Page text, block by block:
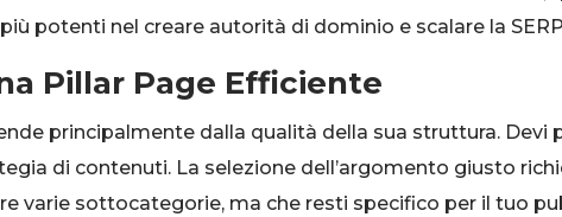
potenti nel creare autorità di dominio e scalare la
Pillar Page Efficiente
principalmente dalla qualità della sua struttura. Devi
di contenuti. La selezione dell’argomento giusto
varie sottocategorie, ma che resti specifico per il tuo